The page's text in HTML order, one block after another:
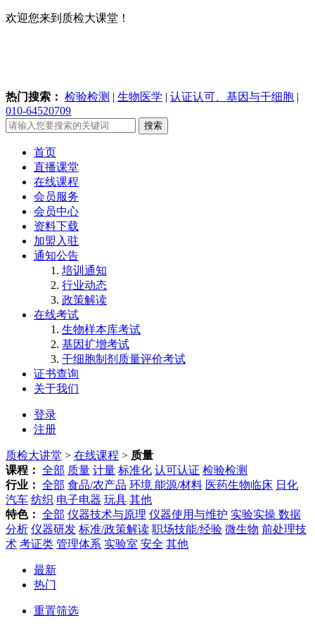
欢迎您来到质检大课堂！
热门搜索： 检验检测 | 生物医学 | 认证认可、基因与干细胞 |
010-64520709
搜索
首页
直播课堂
在线课程
会员服务
会员中心
资料下载
加盟入驻
通知公告
培训通知
行业动态
政策解读
在线考试
生物样本库考试
基因扩增考试
干细胞制剂质量评价考试
证书查询
关于我们
登录
注册
质检大讲堂 > 在线课程 > 质量
课程： 全部 质量 计量 标准化 认可认证 检验检测
行业： 全部 食品/农产品 环境 能源/材料 医药生物临床 日化
汽车 纺织 电子电器 玩具 其他
特色： 全部 仪器技术与原理 仪器使用与维护 实验实操 数据
分析 仪器研发 标准/政策解读 职场技能/经验 微生物 前处理技
术 考证类 管理体系 实验室 安全 其他
最新
热门
重置筛选